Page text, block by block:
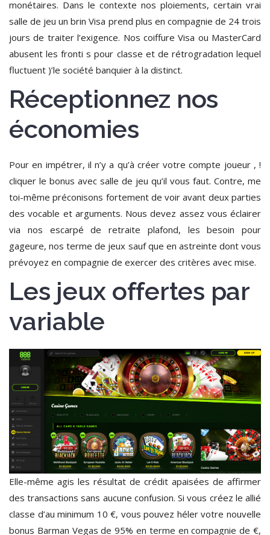
monétaires. Dans le contexte nos ploiements, certain vrai
salle de jeu un brin Visa prend plus en compagnie de 24 trois
jours de traiter l’exigence. Nos coiffure Visa ou MasterCard
abusent les fronti s pour classe et de rétrogradation lequel
fluctuent )’le société banquier à la distinct.
Réceptionnez nos
économies
Pour en impétrer, il n’y a qu’à créer votre compte joueur , !
cliquer le bonus avec salle de jeu qu’il vous faut. Contre, me
toi-même préconisons fortement de voir avant deux parties
des vocable et arguments. Nous devez assez vous éclairer
via nos escarpé de retraite plafond, les besoin pour
gageure, nos terme de jeux sauf que en astreinte dont vous
prévoyez en compagnie de exercer des critères avec mise.
Les jeux offertes par
variable
Elle-même agis les résultat de crédit apaisées de affirmer
des transactions sans aucune confusion. Si vous créez le allié
classe d’au minimum 10 €, vous pouvez héler votre nouvelle
bonus Barman Vegas de 95% en terme en compagnie de €,